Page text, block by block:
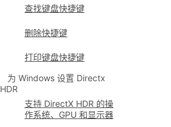
查找键盘快捷键
删除快捷键
打印键盘快捷键
为 Windows 设置 Directx
HDR
支持 DirectX HDR 的操
作系统、GPU 和显示器